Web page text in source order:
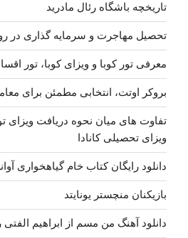
تاریخچه باشگاه رئال مادرید
تحصیل مهاجرت و سرمایه گذاری در
معرفی تور کوبا و ویزای کوبا، تور
بروکر اوتت، انتخابی مطمئن برای
تفاوت های میان نحوه دریافت ویزای
ویزای تحصیلی کانادا
دانلود رایگان کتاب خام گیاهخواری
بازیکنان منچستر یونایتد
دانلود آهنگ من مسم از ابراهیم الفتی